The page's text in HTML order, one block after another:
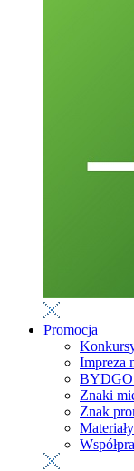
Promocja
Impreza
Znaki
Znak